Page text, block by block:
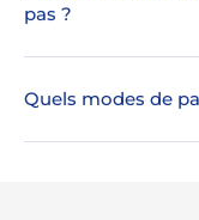
pas ?
Quels modes de